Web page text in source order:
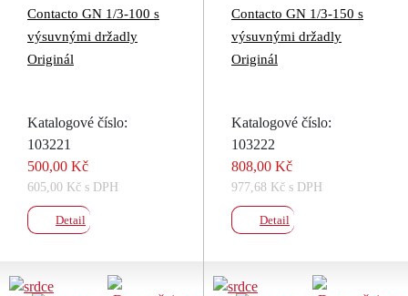
Contacto GN 1/3-100 s
výsuvnými držadly
Originál
Katalogové číslo:
103221
500,00 Kč
605,00 Kč s DPH
Detail
Contacto GN 1/3-150 s
výsuvnými držadly
Originál
Katalogové číslo:
103222
808,00 Kč
977,68 Kč s DPH
Detail